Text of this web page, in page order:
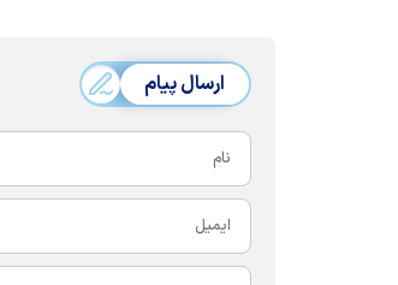
ارسال پیام